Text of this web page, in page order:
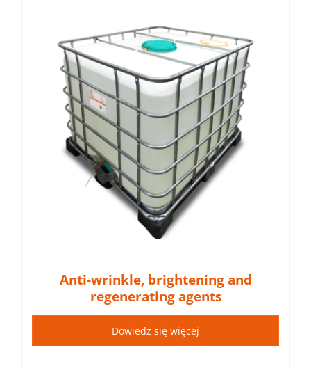
Anti-wrinkle, brightening and
regenerating agents
Dowiedz się więcej